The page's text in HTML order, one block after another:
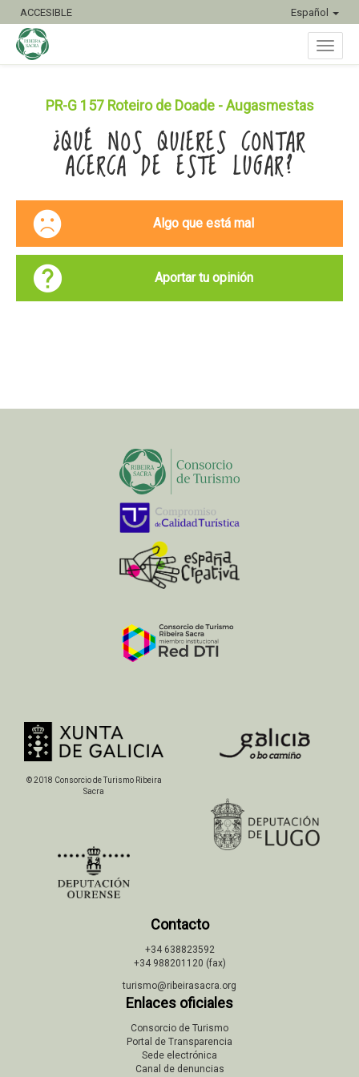
ACCESIBLE Español
PR-G 157 Roteiro de Doade - Augasmestas
¿QUÉ NOS QUIERES CONTAR
ACERCA DE ESTE LUGAR?
Algo que está mal
Aportar tu opinión
© 2018 Consorcio de Turismo Ribeira
Sacra
Contacto
+34 638823592
+34 988201120 (fax)
turismo@ribeirasacra.org
Enlaces oficiales
Consorcio de Turismo
Portal de Transparencia
Sede electrónica
Canal de denuncias